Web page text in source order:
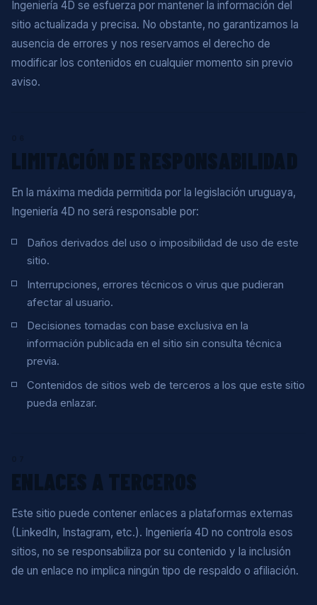
Ingeniería 4D se esfuerza por mantener la información del
sitio actualizada y precisa. No obstante, no garantizamos la
ausencia de errores y nos reservamos el derecho de
modificar los contenidos en cualquier momento sin previo
aviso.
LIMITACIÓN DE RESPONSABILIDAD
En la máxima medida permitida por la legislación uruguaya,
Ingeniería 4D no será responsable por:
Daños derivados del uso o imposibilidad de uso de este
sitio.
Interrupciones, errores técnicos o virus que pudieran
afectar al usuario.
Decisiones tomadas con base exclusiva en la
información publicada en el sitio sin consulta técnica
previa.
Contenidos de sitios web de terceros a los que este sitio
pueda enlazar.
ENLACES A TERCEROS
Este sitio puede contener enlaces a plataformas externas
(LinkedIn, Instagram, etc.). Ingeniería 4D no controla esos
sitios, no se responsabiliza por su contenido y la inclusión
de un enlace no implica ningún tipo de respaldo o afiliación.